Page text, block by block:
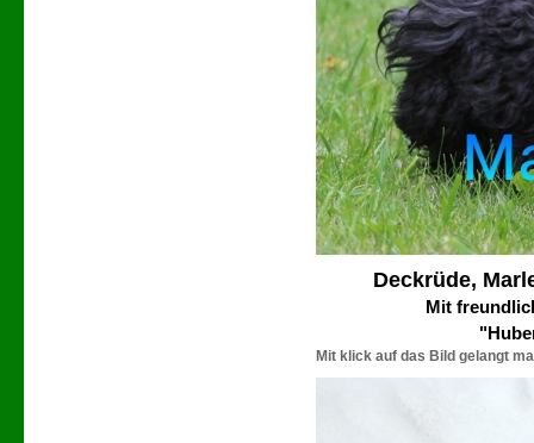
Deckrüde,
Mit
Mit klick auf das Bild gelangt